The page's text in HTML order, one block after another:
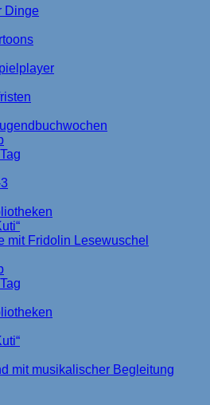
Dinge
mit Fridolin Lesewuschel
mit musikalischer Begleitung